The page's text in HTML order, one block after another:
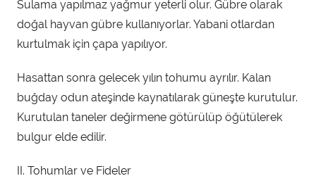
Sulama yapılmaz yağmur yeterli olur. Gübre olarak
doğal hayvan gübre kullanıyorlar. Yabani otlardan
kurtulmak için çapa yapılıyor.
Hasattan sonra gelecek yılın tohumu ayrılır. Kalan
buğday odun ateşinde kaynatılarak güneşte kurutulur.
Kurutulan taneler değirmene götürülüp öğütülerek
bulgur elde edilir.
II. Tohumlar ve Fideler